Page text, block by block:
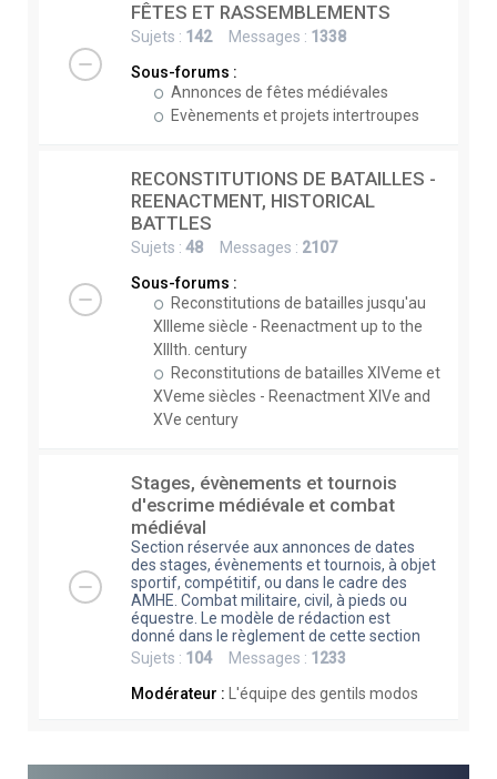
FÊTES ET RASSEMBLEMENTS
Sujets : 142Messages : 1338
Sous-forums :
Annonces de fêtes médiévales
Evènements et projets intertroupes
RECONSTITUTIONS DE BATAILLES -
REENACTMENT, HISTORICAL
BATTLES
Sujets : 48 Messages : 2107
Sous-forums :
Reconstitutions de batailles jusqu'au
XIIIeme siècle - Reenactment up to the
XIIIth. century
Reconstitutions de batailles XIVeme et
XVeme siècles - Reenactment XIVe and
XVe century
Stages, évènements et tournois
d'escrime médiévale et combat
médiéval
Section réservée aux annonces de dates
des stages, évènements et tournois, à objet
sportif, compétitif, ou dans le cadre des
AMHE. Combat militaire, civil, à pieds ou
équestre. Le modèle de rédaction est
donné dans le règlement de cette section
Sujets : 104Messages : 1233
Modérateur :
L'équipe des gentils modos